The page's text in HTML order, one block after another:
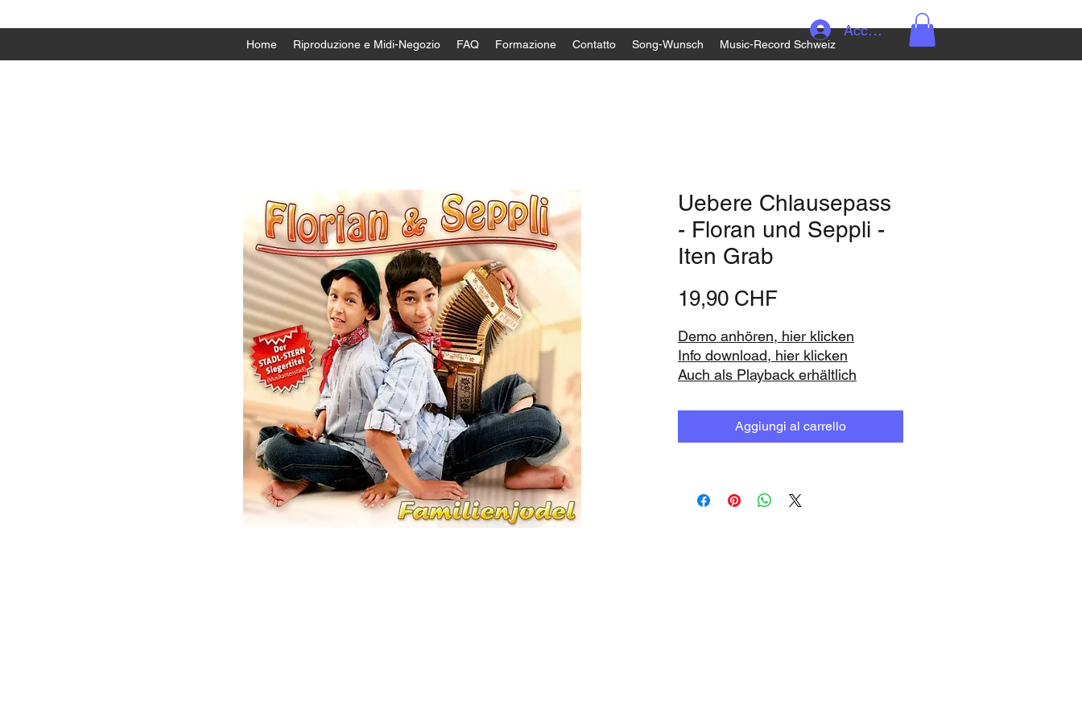
Home Riproduzione e Midi-Negozio FAQ Formazione Contatto Song-Wunsch Music-Record Schweiz
Accedi
Uebere Chlausepass
- Floran und Seppli -
Iten Grab
19,90 CHFPrezzo
Demo anhören, hier klicken
Info download, hier klicken
Auch als Playback erhältlich
Aggiungi al carrello